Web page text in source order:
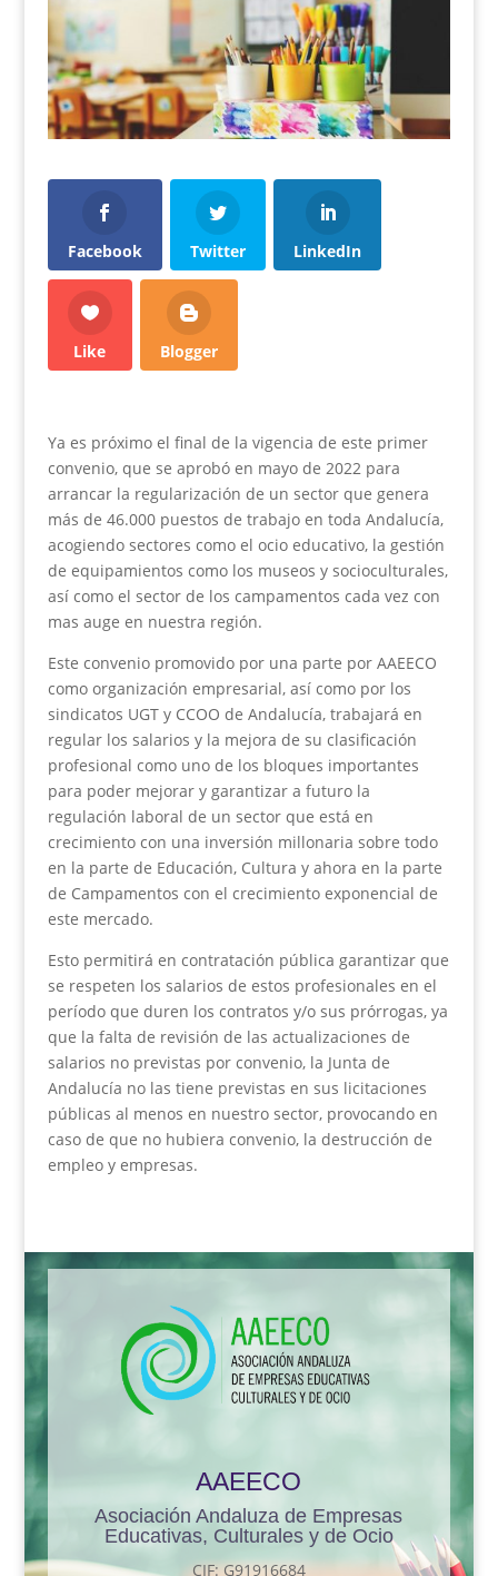
Facebook Twitter LinkedIn
Like Blogger
Ya es próximo el final de la vigencia de este primer
convenio, que se aprobó en mayo de 2022 para
arrancar la regularización de un sector que genera
más de 46.000 puestos de trabajo en toda Andalucía,
acogiendo sectores como el ocio educativo, la gestión
de equipamientos como los museos y socioculturales,
así como el sector de los campamentos cada vez con
mas auge en nuestra región.
Este convenio promovido por una parte por AAEECO
como organización empresarial, así como por los
sindicatos UGT y CCOO de Andalucía, trabajará en
regular los salarios y la mejora de su clasificación
profesional como uno de los bloques importantes
para poder mejorar y garantizar a futuro la
regulación laboral de un sector que está en
crecimiento con una inversión millonaria sobre todo
en la parte de Educación, Cultura y ahora en la parte
de Campamentos con el crecimiento exponencial de
este mercado.
Esto permitirá en contratación pública garantizar que
se respeten los salarios de estos profesionales en el
período que duren los contratos y/o sus prórrogas, ya
que la falta de revisión de las actualizaciones de
salarios no previstas por convenio, la Junta de
Andalucía no las tiene previstas en sus licitaciones
públicas al menos en nuestro sector, provocando en
caso de que no hubiera convenio, la destrucción de
empleo y empresas.
AAEECO
Asociación Andaluza de Empresas
Educativas, Culturales y de Ocio
CIF: G91916684